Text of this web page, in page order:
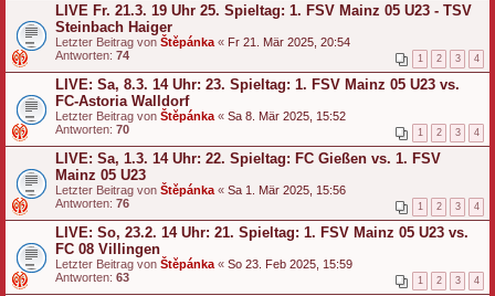
LIVE Fr. 21.3. 19 Uhr 25. Spieltag: 1. FSV Mainz 05 U23 - TSV
Steinbach Haiger
Letzter Beitrag von Štěpánka « Fr 21. Mär 2025, 20:54
Antworten: 74 1 2 3 4
LIVE: Sa, 8.3. 14 Uhr: 23. Spieltag: 1. FSV Mainz 05 U23 vs.
FC-Astoria Walldorf
Letzter Beitrag von Štěpánka « Sa 8. Mär 2025, 15:52
Antworten: 70 1 2 3 4
LIVE: Sa, 1.3. 14 Uhr: 22. Spieltag: FC Gießen vs. 1. FSV
Mainz 05 U23
Letzter Beitrag von Štěpánka « Sa 1. Mär 2025, 15:56
Antworten: 76 1 2 3 4
LIVE: So, 23.2. 14 Uhr: 21. Spieltag: 1. FSV Mainz 05 U23 vs.
FC 08 Villingen
Letzter Beitrag von Štěpánka « So 23. Feb 2025, 15:59
Antworten: 63 1 2 3 4